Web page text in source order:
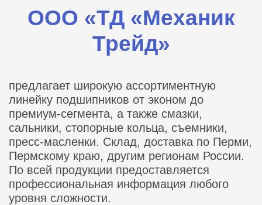
ООО «ТД «Механик
Трейд»
предлагает широкую ассортиментную
линейку подшипников от эконом до
премиум-сегмента, а также смазки,
сальники, стопорные кольца, съемники,
пресс-масленки. Склад, доставка по Перми,
Пермскому краю, другим регионам России.
По всей продукции предоставляется
профессиональная информация любого
уровня сложности.